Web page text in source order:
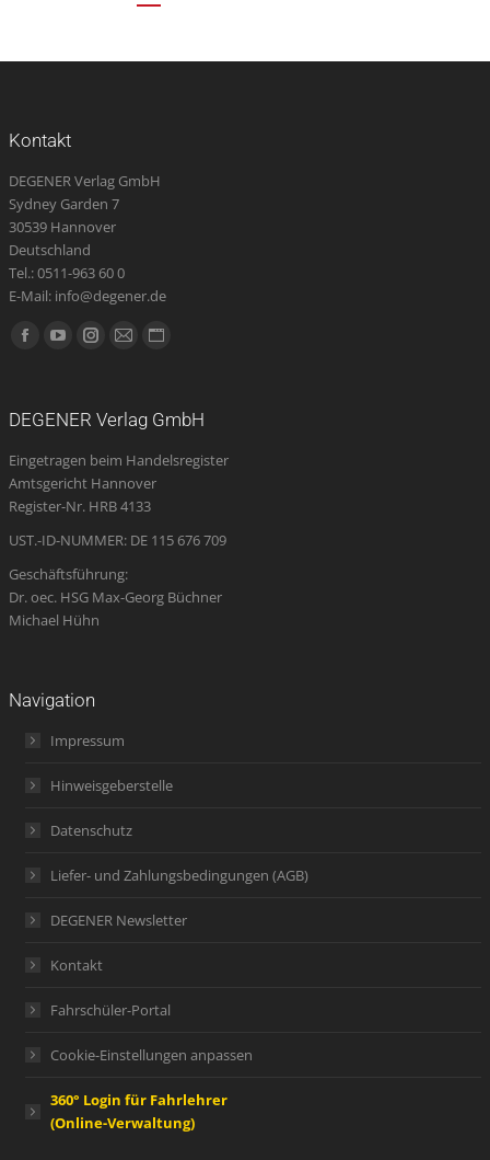
Kontakt
DEGENER Verlag GmbH
Sydney Garden 7
30539 Hannover
Deutschland
Tel.: 0511-963 60 0
E-Mail: info@degener.de
Finden Sie uns auf:
Facebook
new
window
YouTube
new
window
Instagram
new
window
E-
opens
in
new
Website
new
DEGENER Verlag GmbH
Eingetragen beim Handelsregister
Amtsgericht Hannover
Register-Nr. HRB 4133
UST.-ID-NUMMER: DE 115 676 709
Geschäftsführung:
Dr. oec. HSG Max-Georg Büchner
Michael Hühn
Navigation
Impressum
Hinweisgeberstelle
Datenschutz
Liefer- und Zahlungsbedingungen (AGB)
DEGENER Newsletter
Kontakt
Fahrschüler-Portal
Cookie-Einstellungen anpassen
360° Login für Fahrlehrer
(Online-Verwaltung)